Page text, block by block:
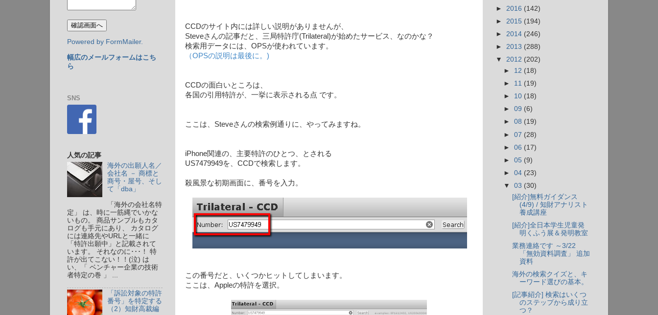
CCDのサイト内には詳しい説明がありませんが、
Steveさんの記事だと、三局特許庁(Trilateral)が始めたサービス、なのかな？
検索用データには、OPSが使われています。
（OPSの説明は最後に。)
CCDの面白いところは、
各国の引用特許が、一挙に表示される点 です。
ここは、Steveさんの検索例通りに、やってみますね。
iPhone関連の、主要特許のひとつ、とされる
US7479949を、CCDで検索します。
殺風景な初期画面に、番号を入力。
この番号だと、いくつかヒットしてしまいます。
ここは、Appleの特許を選択。
Powered by FormMailer.
幅広のメールフォームはこち
ら
SNS
人気の記事
海外の出願人名／
会社名 － 商標と
商号・屋号、そし
て「dba」
「海外の会社名特
定」 は、時に一筋縄でいかな
いもの。 商品サンプルもカタ
ログも手元にあり、 カタログ
には連絡先やURLと一緒に
「特許出願中」と記載されて
います。 それなのに･･･！ 特
許が出てこない！！(泣) は
い、「 ベンチャー企業の技術
者特定の巻 」 ...
「訴訟対象の特許
番号」を特定する
（2）知財高裁編
► 2016 (142)
► 2015 (194)
► 2014 (246)
► 2013 (288)
▼ 2012 (202)
► 12 (18)
► 11 (19)
► 10 (18)
►09 (6)
►08 (19)
►07 (28)
►06 (17)
►05 (9)
►04 (23)
▼03 (30)
[紹介]無料ガイダンス
(4/9) / 知財アナリスト
養成講座
[紹介]全日本学生児童発
明くふう展＆発明教室
業務連絡です ～3/22
「無効資料調査」 追加
資料
海外の検索クイズと、キ
ーワード選びの基本。
[記事紹介] 検索はいくつ
のステップから成り立
つ？